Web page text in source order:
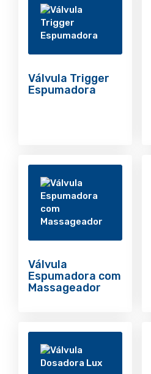
Válvula Trigger
Espumadora
Válvula
Espumadora com
Massageador